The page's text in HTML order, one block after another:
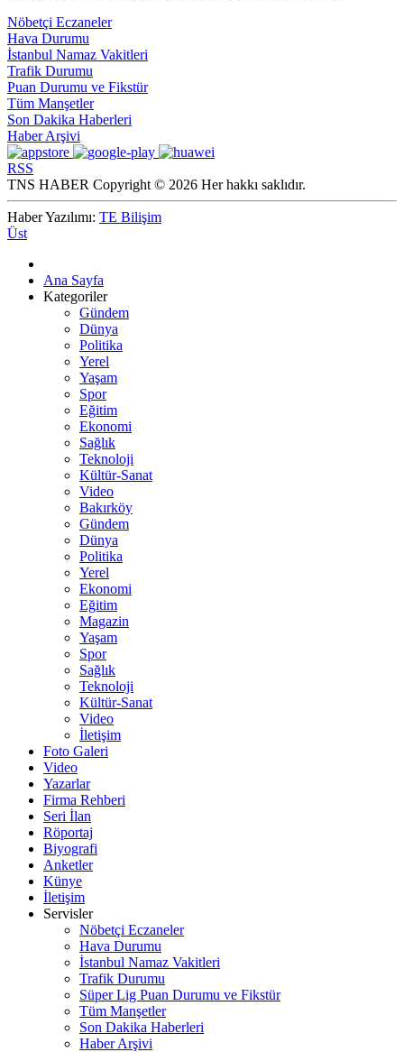
Nöbetçi Eczaneler
Hava Durumu
İstanbul Namaz Vakitleri
Trafik Durumu
Puan Durumu ve Fikstür
Tüm Manşetler
Son Dakika Haberleri
Haber Arşivi
RSS
TNS HABER Copyright © 2026 Her hakkı saklıdır.
Haber Yazılımı: TE Bilişim
Üst
Ana Sayfa
Kategoriler
Gündem
Dünya
Politika
Yerel
Yaşam
Spor
Eğitim
Ekonomi
Sağlık
Teknoloji
Kültür-Sanat
Video
Bakırköy
Gündem
Dünya
Politika
Yerel
Ekonomi
Eğitim
Magazin
Yaşam
Spor
Sağlık
Teknoloji
Kültür-Sanat
Video
İletişim
Foto Galeri
Video
Yazarlar
Firma Rehberi
Seri İlan
Röportaj
Biyografi
Anketler
Künye
İletişim
Servisler
Nöbetçi Eczaneler
Hava Durumu
İstanbul Namaz Vakitleri
Trafik Durumu
Süper Lig Puan Durumu ve Fikstür
Tüm Manşetler
Son Dakika Haberleri
Haber Arşivi